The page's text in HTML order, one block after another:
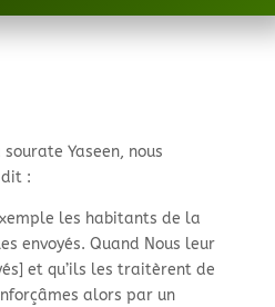
Yaseen, nous
dit :
les habitants de la
envoyés. Quand Nous leur
et qu’ils les traitèrent de
alors par un